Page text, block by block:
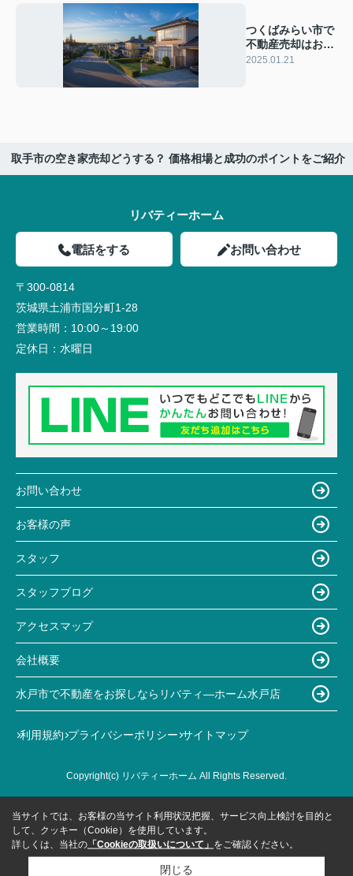
つくばみらい市で
不動産売却はお
得？ 高値で売る
2025.01.21
取手市の空き家売却どうする？ 価格相場と成功のポイントをご紹介
リバティーホーム
電話をする お問い合わせ
〒300-0814
茨城県土浦市国分町1-28
営業時間： 10:00～19:00
定休日： 水曜日
お問い合わせ
お客様の声
スタッフ
スタッフブログ
アクセスマップ
会社概要
水戸市で不動産をお探しならリバティ―ホーム水戸店
利用規約 プライバシーポリシー サイトマップ
Copyright(c) リバティーホーム All Rights Reserved.
当サイトでは、お客様の当サイト利用状況把握、サービス向上検討を目的と
して、クッキー（Cookie）を使用しています。
詳しくは、当社の 「Cookieの取扱いについて」 をご確認ください。
閉じる